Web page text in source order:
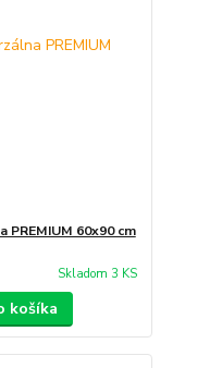
60x90 cm
Skladom 3 KS
košíka